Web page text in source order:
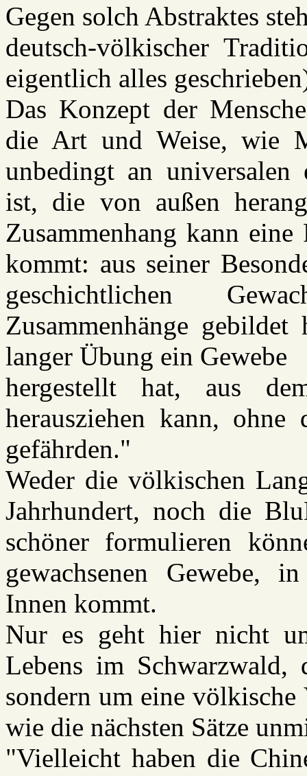
Gegen solch Abstraktes
deutsch-völkischer
eigentlich alles
Das Konzept der
die Art und Weise, wie
unbedingt an universalen
ist, die von außen
Zusammenhang kann
kommt: aus seiner
geschichtlichen
Zusammenhänge
langer Übung ein Gewebe
hergestellt hat, aus
herausziehen kann, ohne
gefährden."
Weder die völkischen
Jahrhundert, noch die
schöner formulieren
gewachsenen Gewebe,
Innen kommt.
Nur es geht hier nicht
Lebens im Schwarzwald,
sondern um eine
wie die nächsten Sätze
"Vielleicht haben die